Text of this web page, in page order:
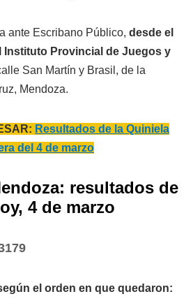
ante Escribano Público, desde el
Instituto Provincial de Juegos y
San Martín y Brasil, de la
Mendoza.
Resultados de la Quiniela
del 4 de marzo
resultados de
4 de marzo
el orden en que quedaron: